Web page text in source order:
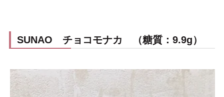
SUNAO チョコモナカ （糖質：9.9g）